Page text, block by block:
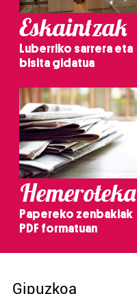
Eskaintzak
Luberriko sarrera eta
bisita gidatua
Hemeroteka
Papereko zenbakiak
PDF formatuan
Gipuzkoa